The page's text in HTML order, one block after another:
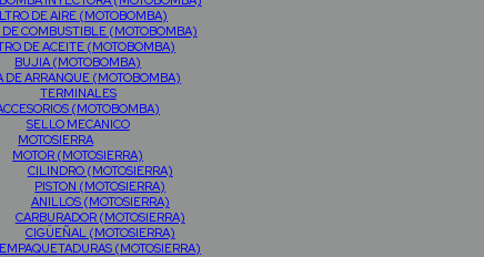
DE AIRE (MOTOBOMBA)
DE COMBUSTIBLE (MOTOBOMBA)
DE ACEITE (MOTOBOMBA)
BUJIA (MOTOBOMBA)
DE ARRANQUE (MOTOBOMBA)
TERMINALES
(MOTOBOMBA)
SELLO MECANICO
MOTOSIERRA
MOTOR (MOTOSIERRA)
CILINDRO (MOTOSIERRA)
PISTON (MOTOSIERRA)
ANILLOS (MOTOSIERRA)
CARBURADOR (MOTOSIERRA)
CIGÜEÑAL (MOTOSIERRA)
EMPAQUETADURAS (MOTOSIERRA)